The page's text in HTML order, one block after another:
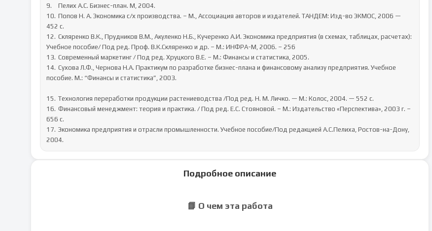
9.	Пелих А.С. Бизнес-план. М, 2004.
10.	Попов Н. А. Экономика с/х производства. – М., Ассоциация авторов и издателей. ТАНДЕМ: Изд-во ЭКМОС, 2006 —
452 с.
12.	Скляренко В.К., Прудников В.М., Акуленко Н.Б., Кучеренко А.И. Экономика предприятия (в схемах, таблицах, расчетах):
Учебное пособие/ Под ред. Проф. В.К.Скляренко и др. – М.: ИНФРА-М, 2006. – 256
13.	Современный маркетинг / Под ред. Хруцкого В.Е. – М.: Финансы и статистика, 2005.
14.	Сухова Л.Ф., Чернова Н.А. Практикум по разработке бизнес-плана и финансовому анализу предприятия. Учебное
пособие. М.: “Финансы и статистика”, 2003.
15.	Технология переработки продукции растениеводства /Под ред. Н. М. Личко. — М.: Колос, 2004. — 552 с.
16.	Финансовый менеджмент: теория и практика. / Под ред. Е.С. Стояновой. – М.: Издательство «Перспектива», 2003 г. –
656 с.
17.	Экономика предприятия и отрасли промышленности. Учебное пособие/Под редакцией А.С.Пелиха, Ростов-на-Дону,
2004.
Подробное описание
📘 О чем эта работа